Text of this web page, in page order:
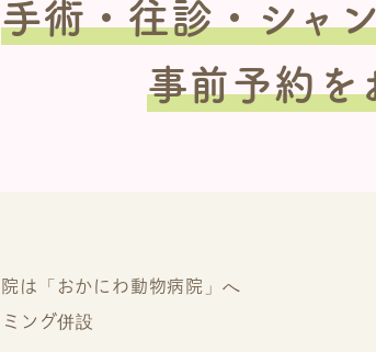
手術・往診・シャ
事前予約を